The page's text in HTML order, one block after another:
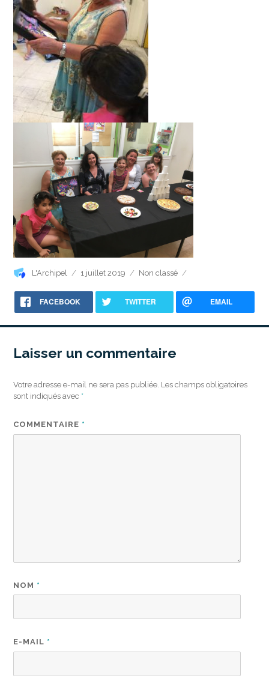
Auteur
L'Archipel
Publié
1 juillet 2019 Catégories
Non classé
FACEBOOK TWITTER EMAIL
Laisser un commentaire
Votre adresse e-mail ne sera pas publiée. Les champs obligatoires
sont indiqués avec *
COMMENTAIRE *
NOM *
E-MAIL *